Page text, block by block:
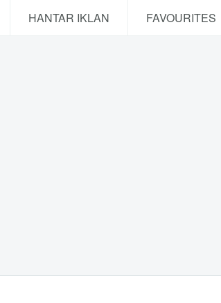
HANTAR IKLAN FAVOURITES